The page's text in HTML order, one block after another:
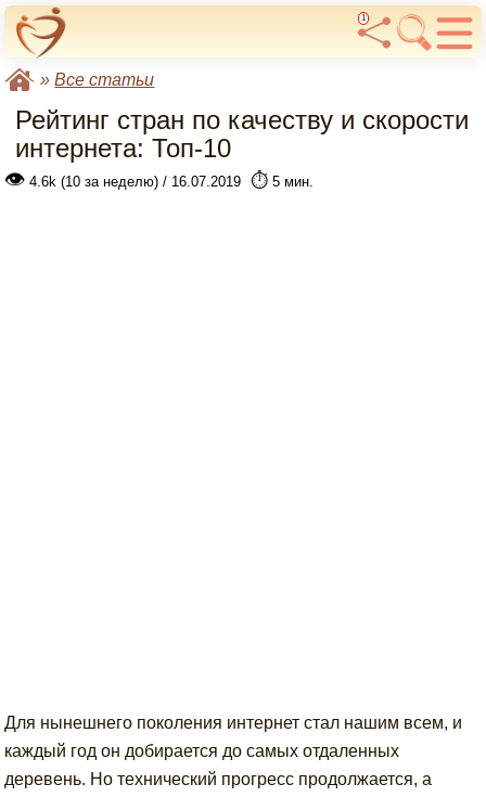
1
»Все статьи
Рейтинг стран по качеству и скорости
интернета: Топ-10
👁 4.6k (10 за неделю) / 16.07.2019 ⏱️ 5 мин.
Для нынешнего поколения интернет стал нашим всем, и
каждый год он добирается до самых отдаленных
деревень. Но технический прогресс продолжается, а